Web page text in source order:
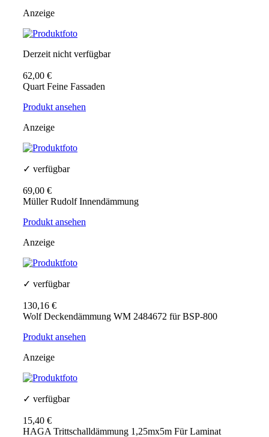
Anzeige
Derzeit nicht verfügbar
62,00 €
Quart Feine Fassaden
Produkt ansehen
Anzeige
✓ verfügbar
69,00 €
Müller Rudolf Innendämmung
Produkt ansehen
Anzeige
✓ verfügbar
130,16 €
Wolf Deckendämmung WM 2484672 für BSP-800
Produkt ansehen
Anzeige
✓ verfügbar
15,40 €
HAGA Trittschalldämmung 1,25mx5m Für Laminat